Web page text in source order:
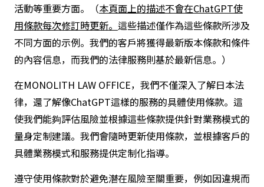
活動等重要方面。（本頁面上的描述不會在ChatGPT使
用條款每次修訂時更新。 這些描述僅作為這些條款所涉及
不同方面的示例。我們的客戶將獲得最新版本條款和條件
的內容信息，而我們的法律服務則基於最新信息。）
在MONOLITH LAW OFFICE，我們不僅深入了解日本法
律，還了解像ChatGPT這樣的服務的具體使用條款。這
使我們能夠評估風險並根據這些條款提供針對業務模式的
量身定制建議。我們會隨時更新使用條款，並根據客戶的
具體業務模式和服務提供定制化指導。
遵守使用條款對於避免潛在風險至關重要，例如因違規而